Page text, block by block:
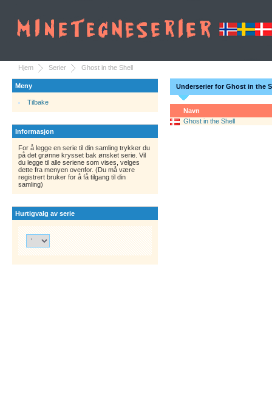
Hjem Serier Ghost in the Shell
Meny
Tilbake
Informasjon
For å legge en serie til din samling trykker du
på det grønne krysset bak ønsket serie. Vil
du legge til alle seriene som vises, velges
dette fra menyen ovenfor. (Du må være
registrert bruker for å få tilgang til din
samling)
Hurtigvalg av serie
Underserier for Ghost in the
Navn
Ghost in the Shell